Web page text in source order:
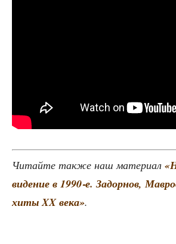
Читай­те так­же наш мате­ри­ал
ви­де­ние в 1990‑е. Задор­нов,
хиты XX века».